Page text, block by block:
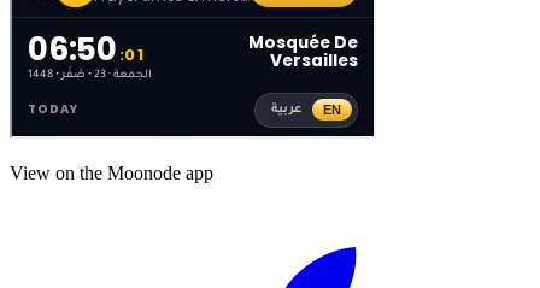
View on the Moonode app